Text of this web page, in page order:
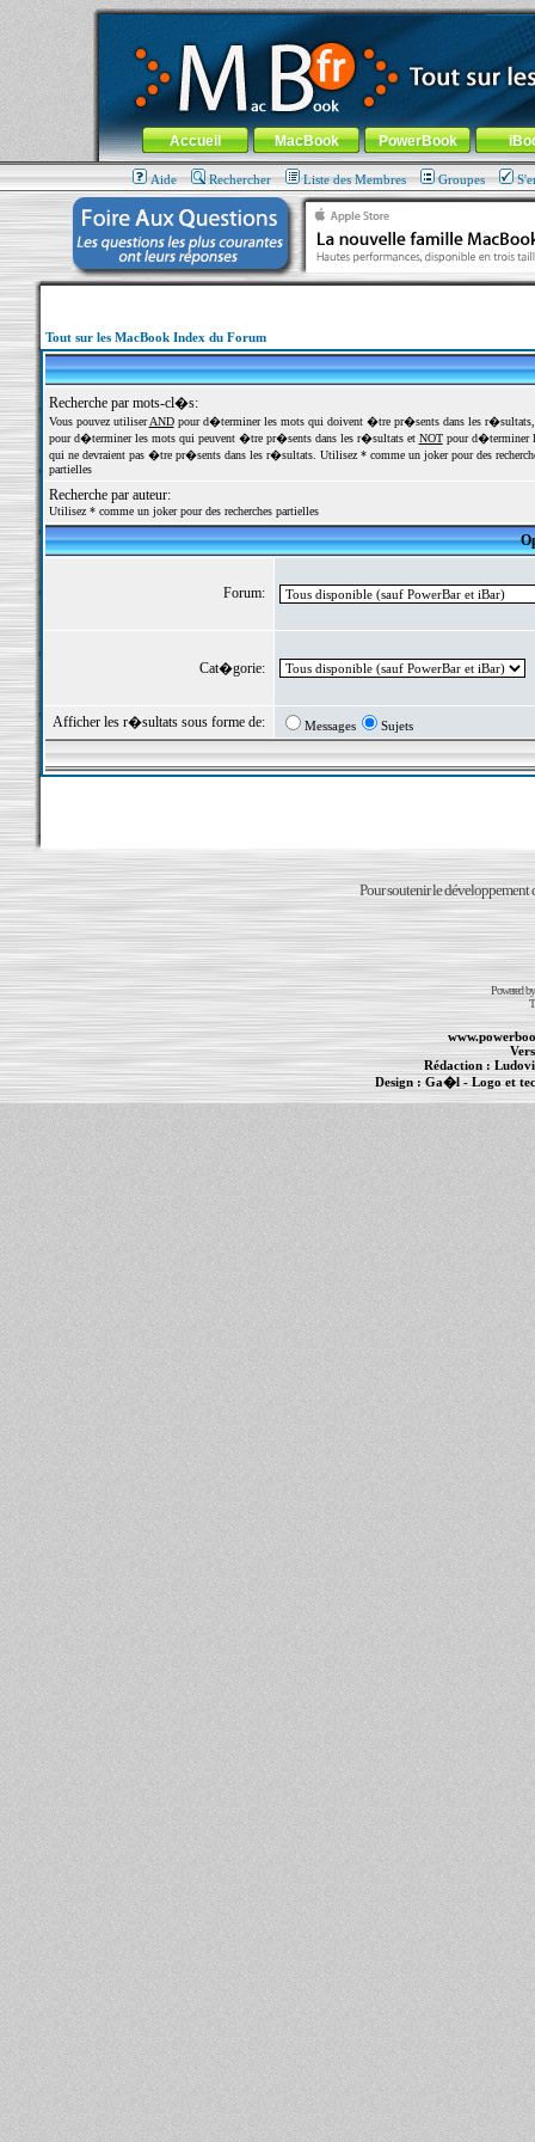
MacBook-fr.com : 100% Apple... 100% nomade !
Aller au contenu-Aller au menu général-Aller au menu de
Menu général
Accueil MacBook PowerBook
Aide Rechercher Liste des Membres Groupes
Tout sur les MacBook Index du Forum
Recherche par mots-cl�s:
Vous pouvez utiliserANDpour d�terminer les mots qui doivent �tre pr�sents dans les
pour d�terminer les mots qui peuvent �tre pr�sents dans les r�sultats et NOTpour d�terminer
qui ne devraient pas �tre pr�sents dans les r�sultats. Utilisez * comme un joker pour des
partielles
Recherche par auteur:
Utilisez * comme un joker pour des recherches partielles
Forum:
Cat�gorie:
Afficher les r�sultats sous forme de: Messages Sujets
Pour soutenir le développement
Powered
Rédaction :
Design : Ga�l- Logo et